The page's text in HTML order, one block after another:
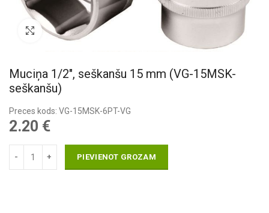
Pietuvināt
Muciņa 1/2″, seškanšu 15 mm (VG-15MSK-
seškanšu)
Preces kods: VG-15MSK-6PT-VG
2.20 €
PIEVIENOT GROZAM